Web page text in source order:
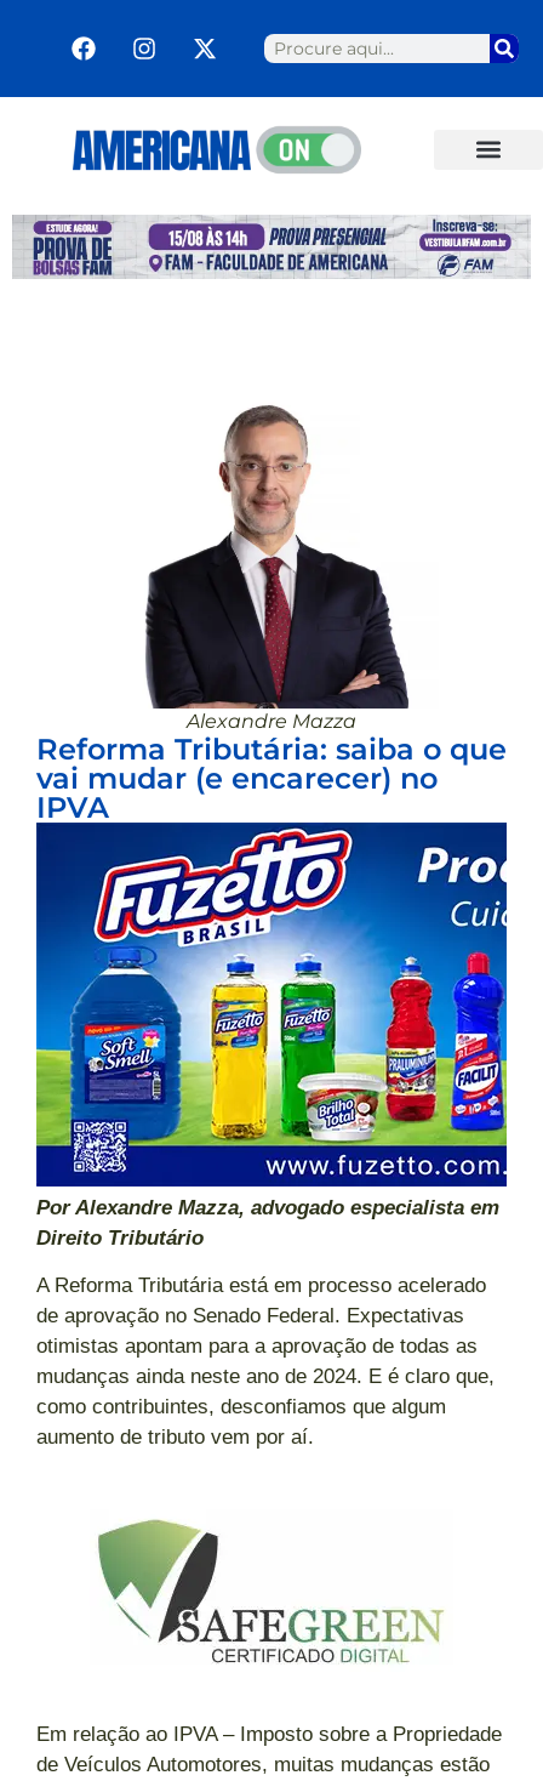
Alexandre Mazza
Reforma Tributária: saiba o que
vai mudar (e encarecer) no
IPVA
Por Alexandre Mazza, advogado especialista em
Direito Tributário
A Reforma Tributária está em processo acelerado
de aprovação no Senado Federal. Expectativas
otimistas apontam para a aprovação de todas as
mudanças ainda neste ano de 2024. E é claro que,
como contribuintes, desconfiamos que algum
aumento de tributo vem por aí.
Em relação ao IPVA – Imposto sobre a Propriedade
de Veículos Automotores, muitas mudanças estão